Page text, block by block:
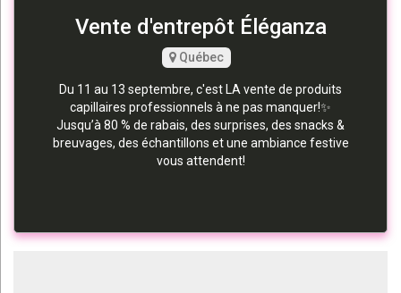
Vente d'entrepôt Éléganza
Québec
Du 11 au 13 septembre, c'est LA vente de produits
capillaires professionnels à ne pas manquer!✨
Jusqu’à 80 % de rabais, des surprises, des snacks &
breuvages, des échantillons et une ambiance festive
vous attendent!